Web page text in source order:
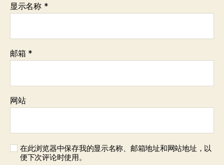
显示名称 *
邮箱 *
网站
在此浏览器中保存我的显示名称、邮箱地址和网站地址，以
便下次评论时使用。